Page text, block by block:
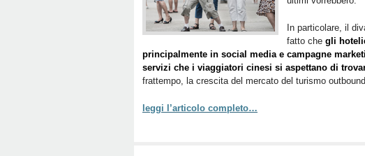
Ma
hotel
sono
pronti?
In particolare, il
fatto che gli
principalmente in social media e campagne
servizi che i viaggiatori cinesi si aspettano di
frattempo, la crescita del mercato del turismo
leggi l’articolo completo…